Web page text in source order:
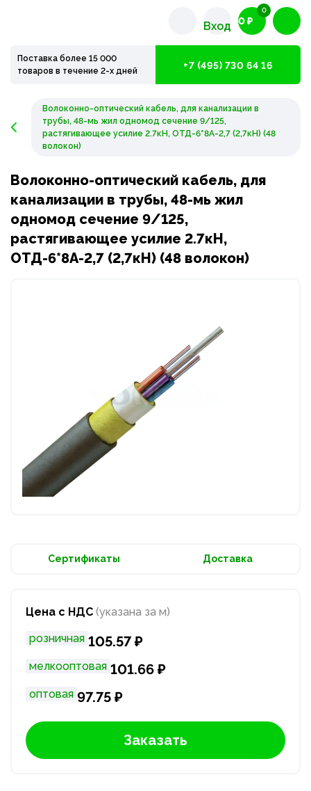
Вход 0 ₽
0
Поставка более 15 000
товаров в течение 2-х дней
+7 (495) 730 64 16
Волоконно-оптический кабель, для канализации в
трубы, 48-мь жил одномод сечение 9/125,
растягивающее усилие 2.7кН, ОТД-6*8А-2,7 (2,7кН) (48
волокон)
Волоконно-оптический кабель, для
канализации в трубы, 48-мь жил
одномод сечение 9/125,
растягивающее усилие 2.7кН,
ОТД-6*8А-2,7 (2,7кН) (48 волокон)
Сертификаты Доставка
Цена с НДС (указана за м)
розничная 105.57 ₽
мелкооптовая 101.66 ₽
оптовая 97.75 ₽
Заказать